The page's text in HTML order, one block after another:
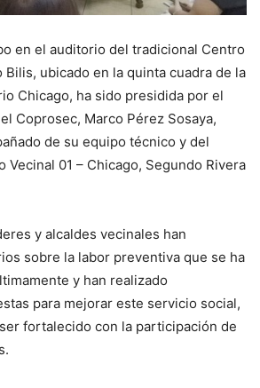
en el auditorio del tradicional Centro
ubicado en la quinta cuadra de la
Chicago, ha sido presidida por el
Coprosec, Marco Pérez Sosaya,
de su equipo técnico y del
Vecinal 01 – Chicago, Segundo Rivera
y alcaldes vecinales han
sobre la labor preventiva que se ha
y han realizado
para mejorar este servicio social,
fortalecido con la participación de